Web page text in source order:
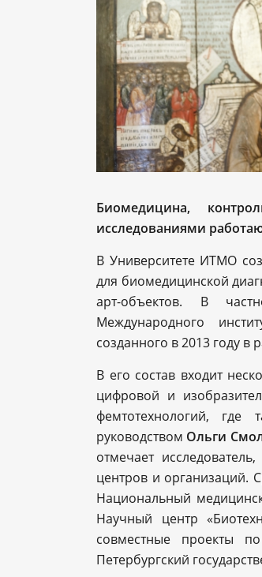
Биомедицина,
исследованиями
В Университете ИТМО
для биомедицинской
арт-объектов. В
Международного
созданного в 2013 году
В его состав входит
цифровой и
фемтотехнологий,
руководством Ольги
отмечает
центров и организаций.
Национальный
Научный центр
совместные проекты
Петербургский